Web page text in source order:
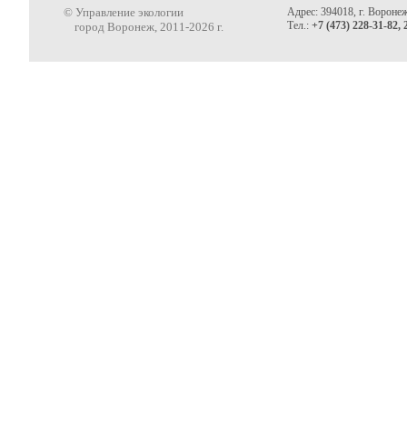
© Управление экологии
город Воронеж, 2011-2026 г.
Адрес: 394018, г.
Тел.: +7 (473) 228-31-82,